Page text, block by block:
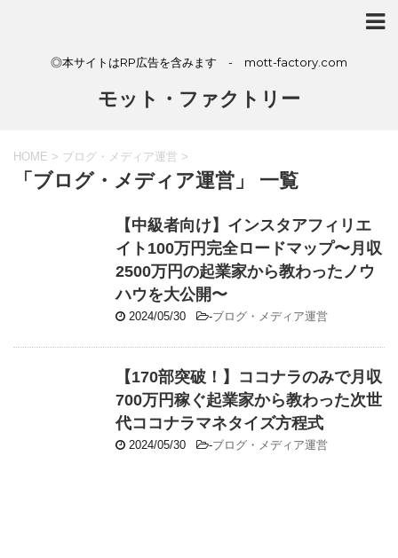
◎本サイトはRP広告を含みます - mott-factory.com
モット・ファクトリー
HOME > ブログ・メディア運営 >
「ブログ・メディア運営」 一覧
【中級者向け】インスタアフィリエ
イト100万円完全ロードマップ〜月収
2500万円の起業家から教わったノウ
ハウを大公開〜
2024/05/30 -ブログ・メディア運営
【170部突破！】ココナラのみで月収
700万円稼ぐ起業家から教わった次世
代ココナラマネタイズ方程式
2024/05/30 -ブログ・メディア運営